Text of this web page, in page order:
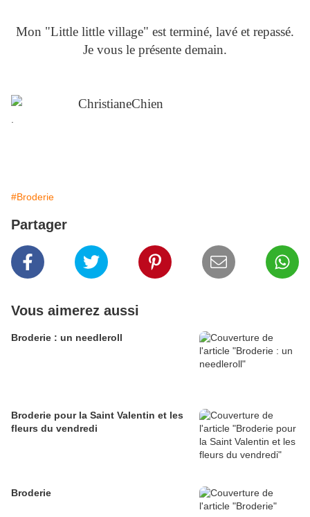
Mon "Little little village" est terminé, lavé et repassé.
Je vous le présente demain.
#Broderie
Partager
Vous aimerez aussi
Broderie : un needleroll
Broderie pour la Saint Valentin et les
fleurs du vendredi
Broderie